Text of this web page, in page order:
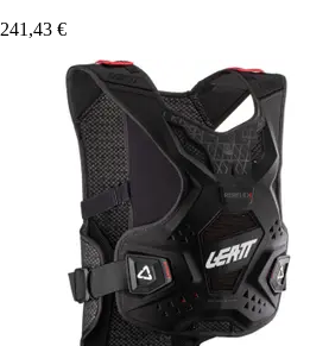
241,43 €